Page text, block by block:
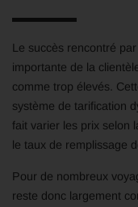
Le succès rencontré
importante de la
comme trop élevés.
système de tarification
fait varier les prix selon
le taux de remplissage
Pour de nombreux
reste donc largement